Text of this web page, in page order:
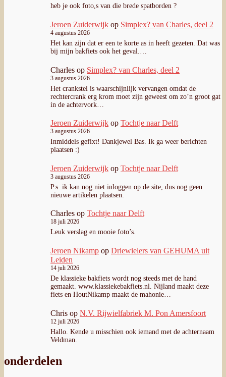
heb je ook foto,s van die brede spatborden ?
Jeroen Zuiderwijk op Simplex? van Charles, deel 2
4 augustus 2026
Het kan zijn dat er een te korte as in heeft gezeten. Dat was
bij mijn bakfiets ook het geval.…
Charles op Simplex? van Charles, deel 2
3 augustus 2026
Het crankstel is waarschijnlijk vervangen omdat de
rechtercrank erg krom moet zijn geweest om zo’n groot gat
in de achtervork…
Jeroen Zuiderwijk op Tochtje naar Delft
3 augustus 2026
Inmiddels gefixt! Dankjewel Bas. Ik ga weer berichten
plaatsen :)
Jeroen Zuiderwijk op Tochtje naar Delft
3 augustus 2026
P.s. ik kan nog niet inloggen op de site, dus nog geen
nieuwe artikelen plaatsen.
Charles op Tochtje naar Delft
18 juli 2026
Leuk verslag en mooie foto’s.
Jeroen Nikamp op Driewielers van GEHUMA uit
Leiden
14 juli 2026
De klassieke bakfiets wordt nog steeds met de hand
gemaakt. www.klassiekebakfiets.nl. Nijland maakt deze
fiets en HoutNikamp maakt de mahonie…
Chris op N.V. Rijwielfabriek M. Pon Amersfoort
12 juli 2026
Hallo. Kende u misschien ook iemand met de achternaam
Veldman.
onderdelen